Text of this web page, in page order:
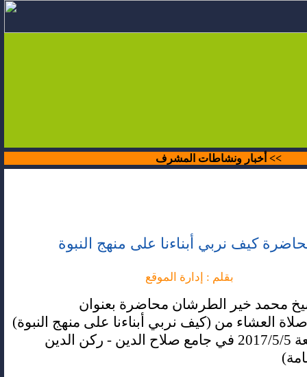
>> أخبار ونشاطات المشرف
كيف نربي أبناءنا على منهج النبوة
بقلم : إدارة الموقع
(كيف نربي أبناءنا على منهج النبوة) وذلك بعد صلاة العشاء من